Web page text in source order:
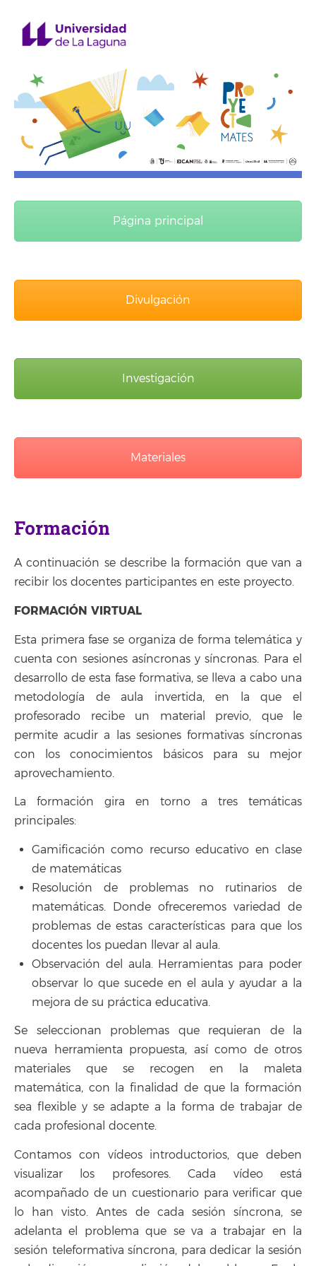
Página principal
Divulgación
Investigación
Materiales
Formación
A continuación se describe la formación que van a
recibir los docentes participantes en este proyecto.
FORMACIÓN VIRTUAL
Esta primera fase se organiza de forma telemática y
cuenta con sesiones asíncronas y síncronas. Para el
desarrollo de esta fase formativa, se lleva a cabo una
metodología de aula invertida, en la que el
profesorado recibe un material previo, que le
permite acudir a las sesiones formativas síncronas
con los conocimientos básicos para su mejor
aprovechamiento.
La formación gira en torno a tres temáticas
principales:
Gamificación como recurso educativo en clase
de matemáticas
Resolución de problemas no rutinarios de
matemáticas. Donde ofreceremos variedad de
problemas de estas características para que los
docentes los puedan llevar al aula.
Observación del aula. Herramientas para poder
observar lo que sucede en el aula y ayudar a la
mejora de su práctica educativa.
Se seleccionan problemas que requieran de la
nueva herramienta propuesta, así como de otros
materiales que se recogen en la maleta
matemática, con la finalidad de que la formación
sea flexible y se adapte a la forma de trabajar de
cada profesional docente.
Contamos con vídeos introductorios, que deben
visualizar los profesores. Cada vídeo está
acompañado de un cuestionario para verificar que
lo han visto. Antes de cada sesión síncrona, se
adelanta el problema que se va a trabajar en la
sesión teleformativa síncrona, para dedicar la sesión